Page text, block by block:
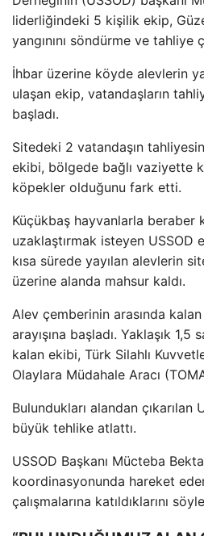
liderliğindeki 5 kişilik ekip, G
yangınını söndürme ve tahliye
İhbar üzerine köyde alevlerin
ulaşan ekip, vatandaşların
başladı.
Sitedeki 2 vatandaşın
ekibi, bölgede bağlı vaziyette k
köpekler olduğunu fark etti.
Küçükbaş hayvanlarla beraber
uzaklaştırmak isteyen USSOD
kısa sürede yayılan alevlerin
üzerine alanda mahsur kaldı.
Alev çemberinin arasında
arayışına başladı. Yaklaşık
kalan ekibi, Türk Silahlı
Olaylara Müdahale Aracı
Bulundukları alandan çıkarılan
büyük tehlike atlattı.
USSOD Başkanı Mücteba Bekta
koordinasyonunda hareket
çalışmalarına katıldıklarını s